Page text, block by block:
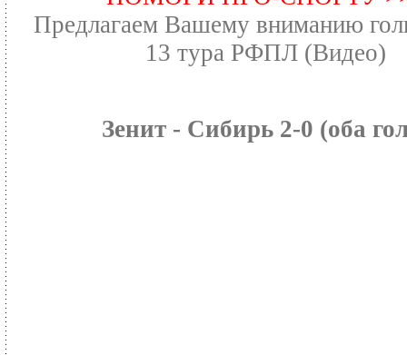
Предлагаем Вашему вниманию
13 тура РФПЛ (Видео)
Зенит - Сибирь 2-0 (оба